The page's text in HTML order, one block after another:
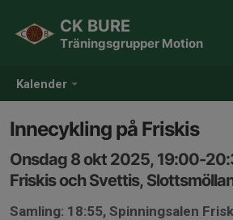
Kalender
CK BURE
Träningsgrupper Motion
Innecykling på Friskis
Onsdag 8 okt 2025, 19:00-
Friskis och Svettis,
Samling: 18:55, Spinningsalen